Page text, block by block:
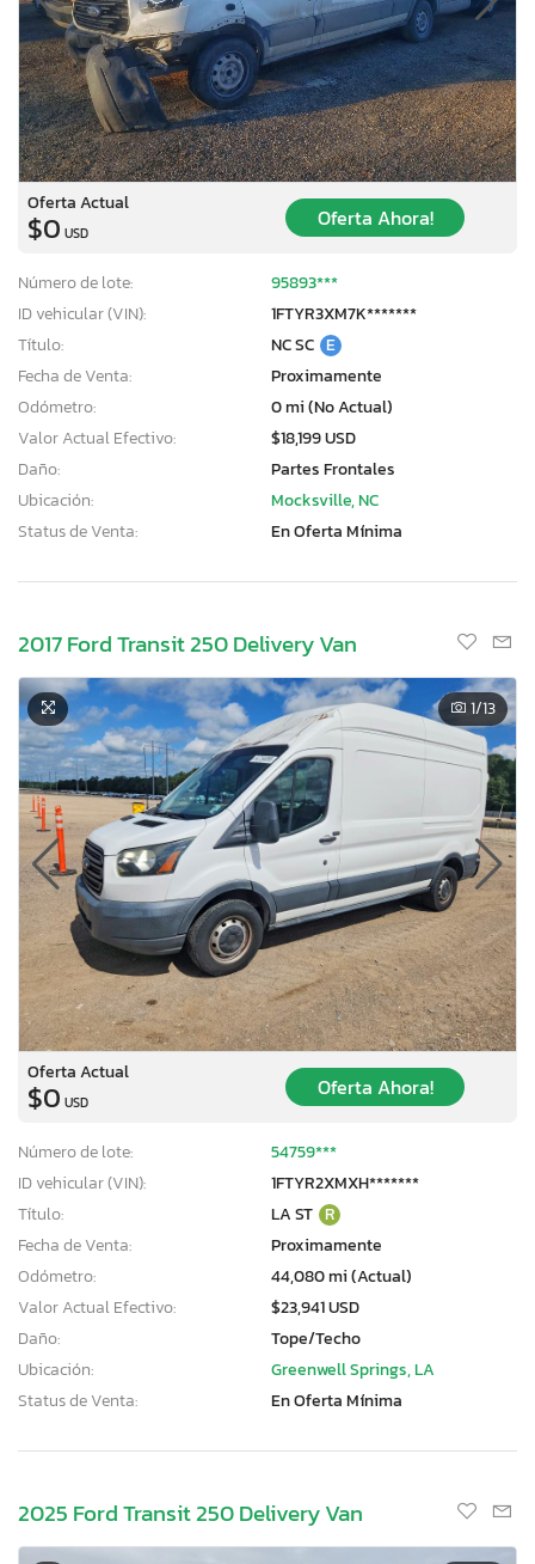
Oferta Actual
$0 USD
Oferta Ahora!
Número de lote:
95893***
ID vehicular (VIN):
1FTYR3XM7K*******
Título:
NC SC E
Fecha de Venta:
Proximamente
Odómetro:
0 mi (No Actual)
Valor Actual Efectivo:
$18,199 USD
Daño:
Partes Frontales
Ubicación:
Mocksville, NC
Status de Venta:
En Oferta Mínima
2017 Ford Transit 250 Delivery Van
1/13
Oferta Actual
$0 USD
Oferta Ahora!
Número de lote:
54759***
ID vehicular (VIN):
1FTYR2XMXH*******
Título:
LA ST R
Fecha de Venta:
Proximamente
Odómetro:
44,080 mi (Actual)
Valor Actual Efectivo:
$23,941 USD
Daño:
Tope/Techo
Ubicación:
Greenwell Springs, LA
Status de Venta:
En Oferta Mínima
2025 Ford Transit 250 Delivery Van